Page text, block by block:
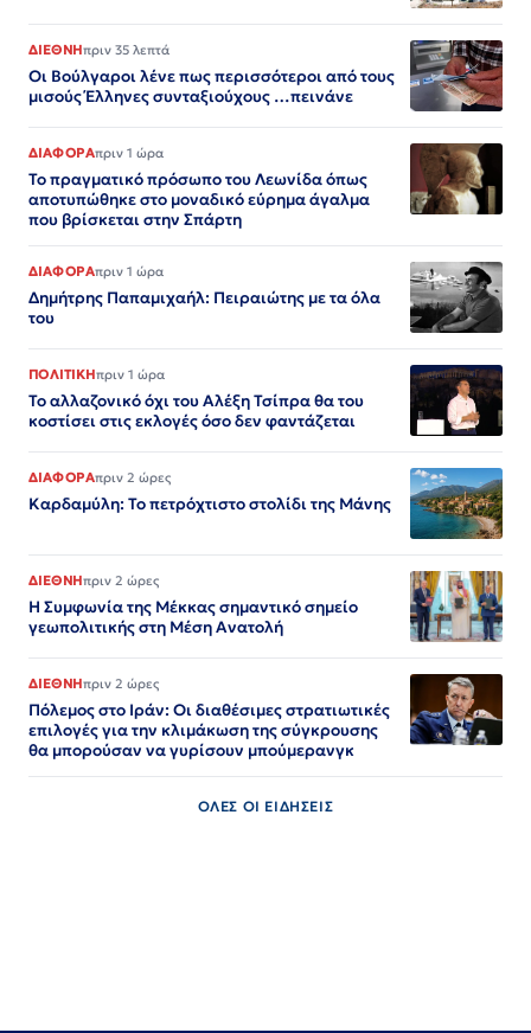
ΔΙΕΘΝΗπριν 35 λεπτά
Οι Βούλγαροι λένε πως περισσότεροι από τους
μισούς Έλληνες συνταξιούχους …πεινάνε
ΔΙΑΦΟΡΑπριν 1 ώρα
Το πραγματικό πρόσωπο του Λεωνίδα όπως
αποτυπώθηκε στο μοναδικό εύρημα άγαλμα
που βρίσκεται στην Σπάρτη
ΔΙΑΦΟΡΑπριν 1 ώρα
Δημήτρης Παπαμιχαήλ: Πειραιώτης με τα όλα
του
ΠΟΛΙΤΙΚΗπριν 1 ώρα
Το αλλαζονικό όχι του Αλέξη Τσίπρα θα του
κοστίσει στις εκλογές όσο δεν φαντάζεται
ΔΙΑΦΟΡΑπριν 2 ώρες
Καρδαμύλη: Το πετρόχτιστο στολίδι της Μάνης
ΔΙΕΘΝΗπριν 2 ώρες
Η Συμφωνία της Μέκκας σημαντικό σημείο
γεωπολιτικής στη Μέση Ανατολή
ΔΙΕΘΝΗπριν 2 ώρες
Πόλεμος στο Ιράν: Οι διαθέσιμες στρατιωτικές
επιλογές για την κλιμάκωση της σύγκρουσης
θα μπορούσαν να γυρίσουν μπούμερανγκ
ΟΛΕΣ ΟΙ ΕΙΔΗΣΕΙΣ